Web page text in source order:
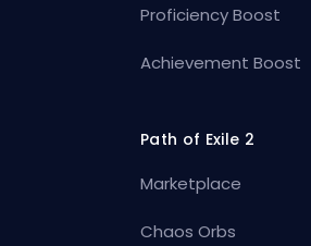
Proficiency Boost
Achievement Boost
Path of Exile 2
Marketplace
Chaos Orbs